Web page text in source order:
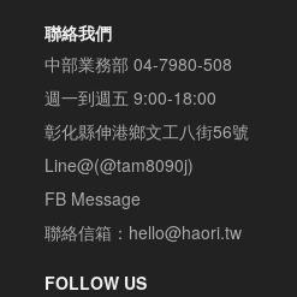
聯絡我們
中部業務部 04-7980-508
週一到週五 9:00-18:00
彰化縣伸港鄉文工八街56號
Line@(@tam8090j)
FB Message
聯絡信箱： hello@haori.tw
FOLLOW US